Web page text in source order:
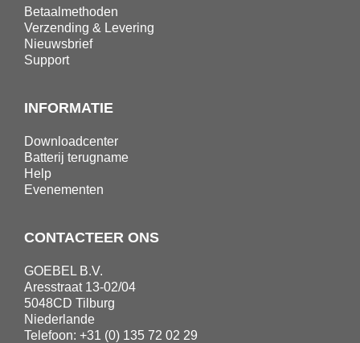
Betaalmethoden
Verzending & Levering
Nieuwsbrief
Support
INFORMATIE
Downloadcenter
Batterij terugname
Help
Evenementen
CONTACTEER ONS
GOEBEL B.V.
Aresstraat 13-02/04
5048CD Tilburg
Niederlande
Telefoon: +31 (0) 135 72 02 29